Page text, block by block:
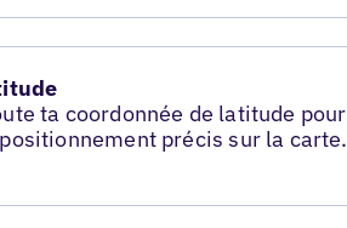
ta coordonnée de latitude pour
précis sur la carte.